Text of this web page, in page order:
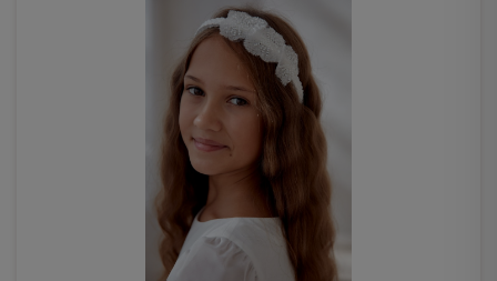
DO KOSZYKA